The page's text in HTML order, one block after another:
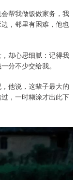
帮我做饭做家务，我
，邻里有困难，他也
却心思细腻：记得我
分不少交给我。
他说，这辈子最大的
，一时糊涂才出此下